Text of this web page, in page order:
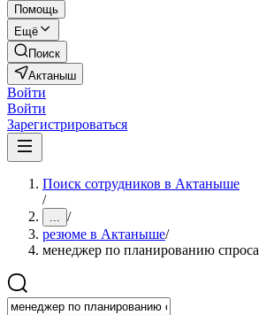
Помощь
Ещё
Поиск
Актаныш
Войти
Войти
Зарегистрироваться
Поиск сотрудников в Актаныше
/
... /
резюме в Актаныше/
менеджер по планированию спроса